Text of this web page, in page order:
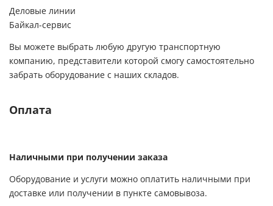
Деловые линии
Байкал-сервис
Вы можете выбрать любую другую транспортную
компанию, представители которой смогу самостоятельно
забрать оборудование с наших складов.
Оплата
Наличными при получении заказа
Оборудование и услуги можно оплатить наличными при
доставке или получении в пункте самовывоза.